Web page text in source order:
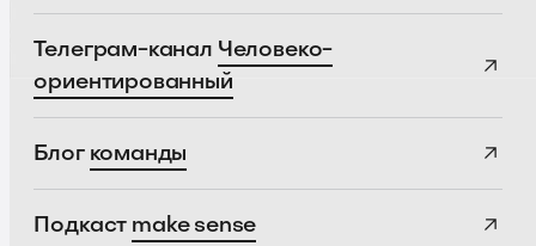
Телеграм-канал Человеко-
ориентированный
Блог команды
Подкаст make sense